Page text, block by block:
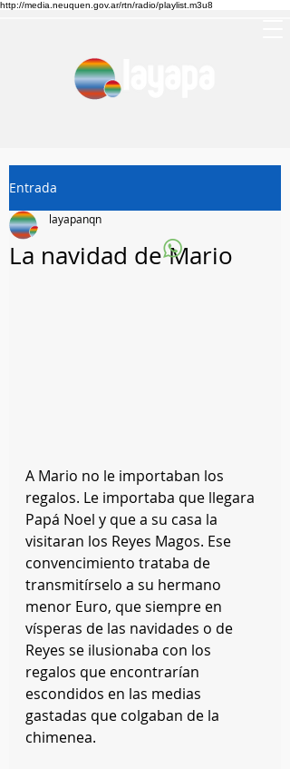
http://media.neuquen.gov.ar/rtn/radio/playlist.m3u8
Entrada
La navidad de Mario
layapanqn
A Mario no le importaban los
regalos. Le importaba que llegara
Papá Noel y que a su casa la
visitaran los Reyes Magos. Ese
convencimiento trataba de
transmitírselo a su hermano
menor Euro, que siempre en
vísperas de las navidades o de
Reyes se ilusionaba con los
regalos que encontrarían
escondidos en las medias
gastadas que colgaban de la
chimenea.